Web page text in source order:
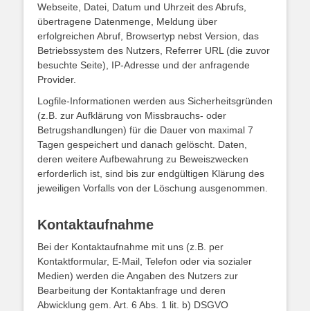
Webseite, Datei, Datum und Uhrzeit des Abrufs,
übertragene Datenmenge, Meldung über
erfolgreichen Abruf, Browsertyp nebst Version, das
Betriebssystem des Nutzers, Referrer URL (die zuvor
besuchte Seite), IP-Adresse und der anfragende
Provider.
Logfile-Informationen werden aus Sicherheitsgründen
(z.B. zur Aufklärung von Missbrauchs- oder
Betrugshandlungen) für die Dauer von maximal 7
Tagen gespeichert und danach gelöscht. Daten,
deren weitere Aufbewahrung zu Beweiszwecken
erforderlich ist, sind bis zur endgültigen Klärung des
jeweiligen Vorfalls von der Löschung ausgenommen.
Kontaktaufnahme
Bei der Kontaktaufnahme mit uns (z.B. per
Kontaktformular, E-Mail, Telefon oder via sozialer
Medien) werden die Angaben des Nutzers zur
Bearbeitung der Kontaktanfrage und deren
Abwicklung gem. Art. 6 Abs. 1 lit. b) DSGVO